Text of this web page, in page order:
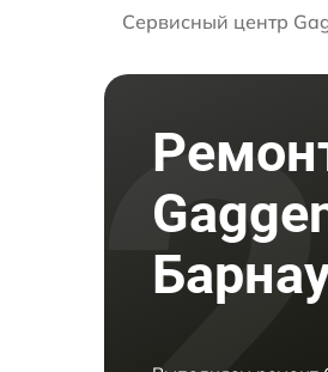
Сервисный центр